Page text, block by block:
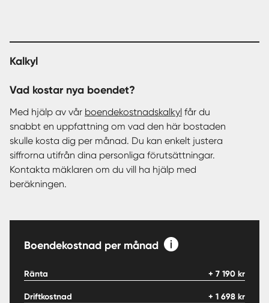
Kalkyl
Vad kostar nya boendet?
Med hjälp av vår boendekostnadskalkyl får du
snabbt en uppfattning om vad den här bostaden
skulle kosta dig per månad. Du kan enkelt justera
siffrorna utifrån dina personliga förutsättningar.
Kontakta mäklaren om du vill ha hjälp med
beräkningen.
Boendekostnad per månad
Ränta + 7 190 kr
Driftkostnad + 1 698 kr